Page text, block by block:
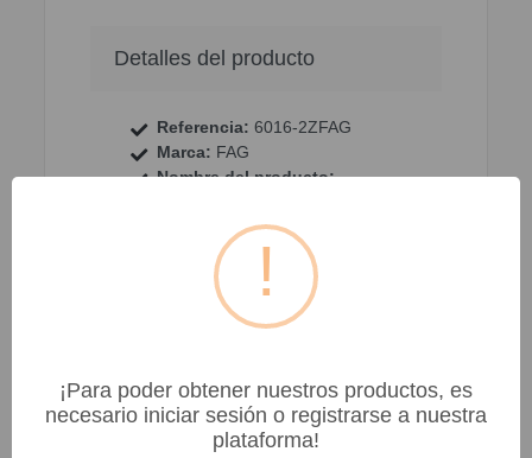
Detalles del producto
Referencia:6016-2ZFAG
Marca: FAG
Nombre del producto:
Familia:RODAMIENTOS
Grupo:RODAMIENTOS RIGIDOS
DE BOLAS
Sub-Grupo:Bearings and Units
Especificaciones
¡Para poder obtener nuestros productos, es
necesario iniciar sesión o registrarse a nuestra
plataforma!